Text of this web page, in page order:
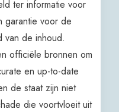
ter informatie voor
garantie voor de
van de inhoud.
officiële bronnen om
en up-to-date
de staat zijn niet
die voortvloeit uit